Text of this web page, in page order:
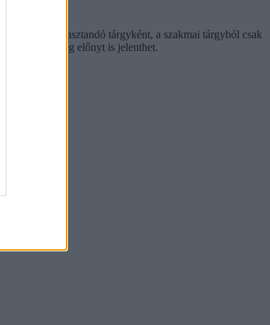
választandó tárgyként, a szakmai tárgyból csak
akkor ez még előnyt is jelenthet.